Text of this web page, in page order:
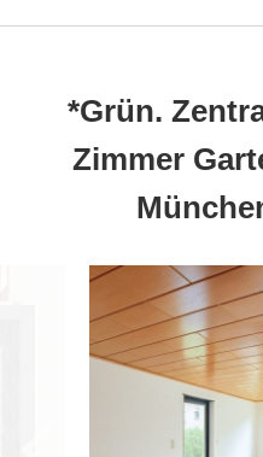
*Grün.
Zimmer